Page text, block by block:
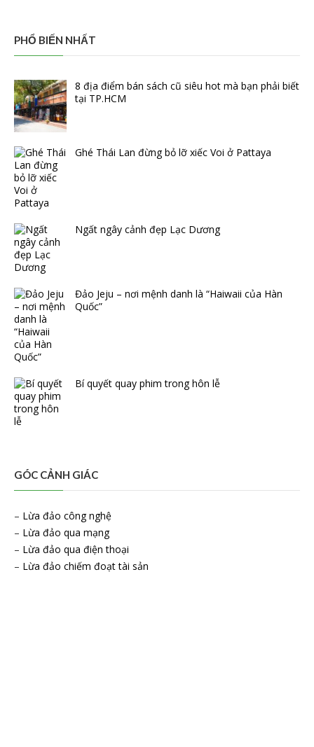
PHỔ BIẾN NHẤT
8 địa điểm bán sách cũ siêu hot mà bạn phải biết
tại TP.HCM
Ghé Thái Lan đừng bỏ lỡ xiếc Voi ở Pattaya
Ngất ngây cảnh đẹp Lạc Dương
Đảo Jeju – nơi mệnh danh là “Haiwaii của Hàn
Quốc”
Bí quyết quay phim trong hôn lễ
GÓC CẢNH GIÁC
– Lừa đảo công nghệ
– Lừa đảo qua mạng
– Lừa đảo qua điện thoại
– Lừa đảo chiếm đoạt tài sản